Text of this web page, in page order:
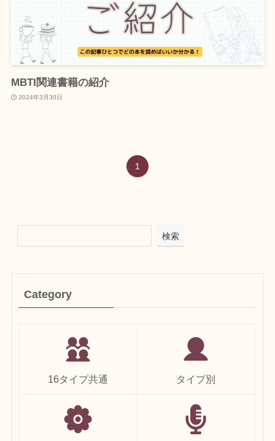
MBTI関連書籍の紹介
2024年3月30日
1
検索
Category
16タイプ共通 タイプ別